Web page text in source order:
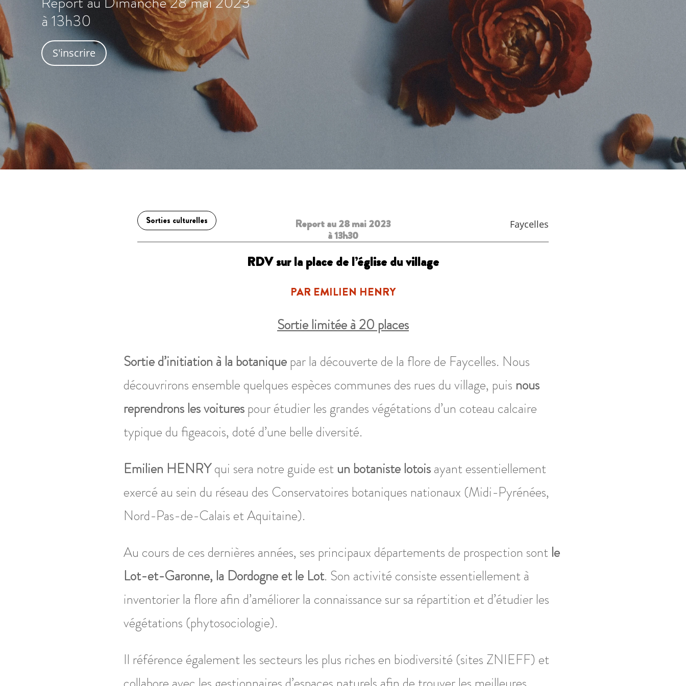
à 13h30
S'inscrire
Sorties culturelles Report au 28 mai 2023
à 13h30
Faycelles
RDV sur la place de l’église du village
PAR EMILIEN HENRY
Sortie limitée à 20 places
Sortie d’initiation à la botaniquepar la découverte de la flore de Faycelles. Nous
découvrirons ensemble quelques espèces communes des rues du village, puis nous
reprendrons les voiturespour étudier les grandes végétations d’un coteau calcaire
typique du figeacois, doté d’une belle diversité.
Emilien HENRYqui sera notre guide estun botaniste lotoisayant essentiellement
exercé au sein du réseau des Conservatoires botaniques nationaux (Midi-Pyrénées,
Nord-Pas-de-Calais et Aquitaine).
Au cours de ces dernières années, ses principaux départements de prospection sontle
Lot-et-Garonne, la Dordogne et le Lot. Son activité consiste essentiellement à
inventorier la flore afin d’améliorer la connaissance sur sa répartition et d’étudier les
végétations (phytosociologie).
Il référence également les secteurs les plus riches en biodiversité (sites ZNIEFF) et